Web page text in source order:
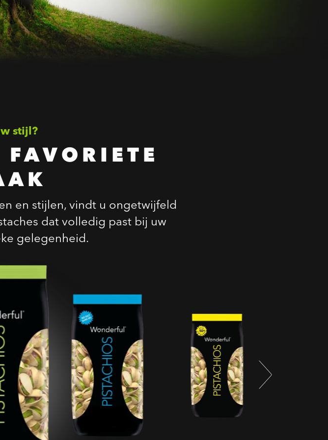
stijl?
en stijlen, vindt u ongetwijfeld
dat volledig past bij uw
gelegenheid.